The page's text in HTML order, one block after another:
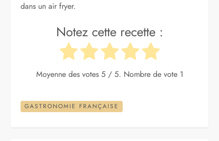
dans un air fryer.
Notez cette recette :
Moyenne des votes 5/ 5. Nombre de vote 1
GASTRONOMIE FRANÇAISE